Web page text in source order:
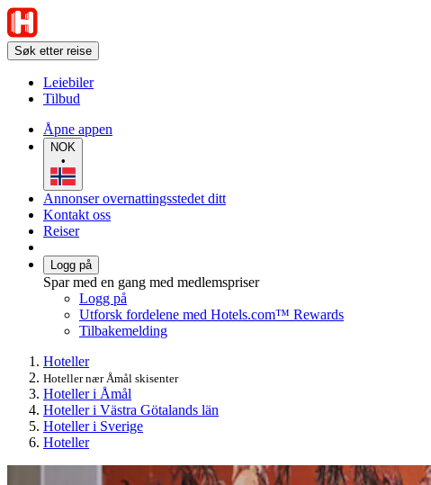
Søk etter reise
Leiebiler
Tilbud
Åpne appen
NOK
•
Annonser overnattingsstedet ditt
Kontakt oss
Reiser
Logg på
Spar med en gang med medlemspriser
Logg på
Utforsk fordelene med Hotels.com™ Rewards
Tilbakemelding
Hoteller
Hoteller nær Åmål skisenter
Hoteller i Åmål
Hoteller i Västra Götalands län
Hoteller i Sverige
Hoteller